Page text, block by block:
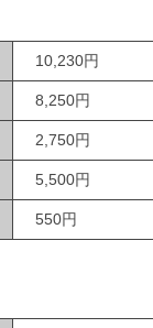
10,230円
8,250円
2,750円
5,500円
550円